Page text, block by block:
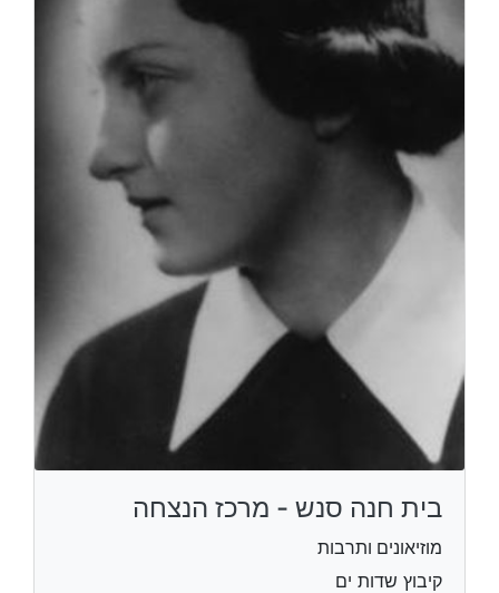
בית חנה סנש - מרכז הנצחה
מוזיאונים ותרבות
קיבוץ שדות ים